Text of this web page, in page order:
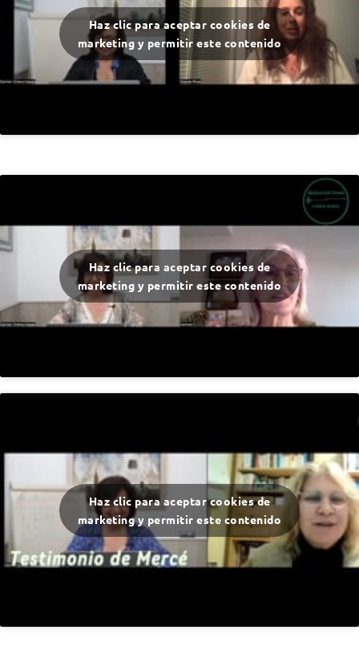
Haz clic para aceptar cookies de
marketing y permitir este contenido
Haz clic para aceptar cookies de
marketing y permitir este contenido
Haz clic para aceptar cookies de
marketing y permitir este contenido